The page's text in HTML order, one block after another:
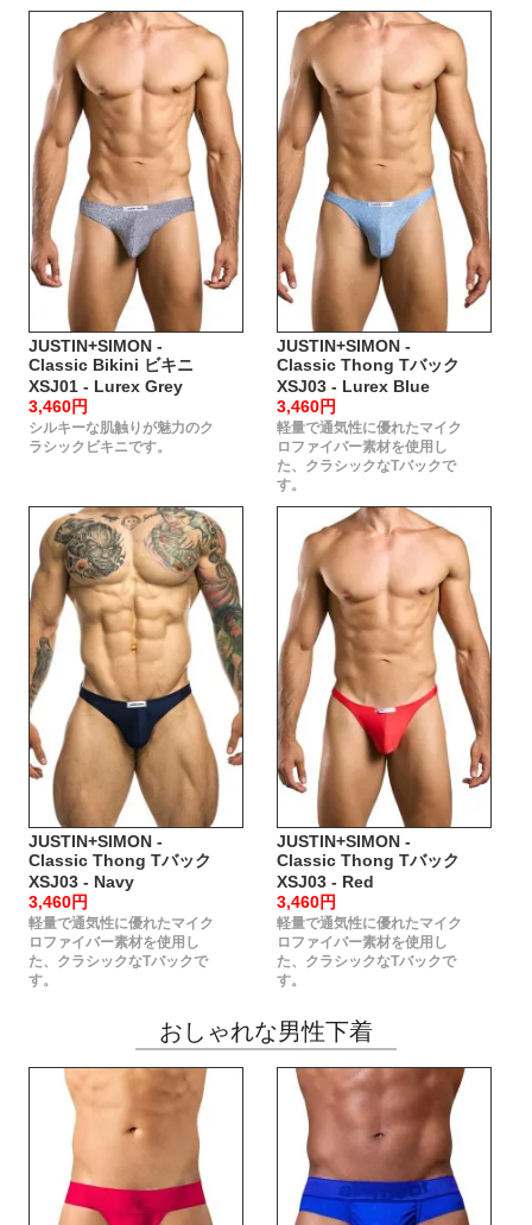
JUSTIN+SIMON -
Classic Bikini ビキニ
XSJ01 - Lurex Grey
3,460円
シルキーな肌触りが魅力のク
ラシックビキニです。
JUSTIN+SIMON -
Classic Thong Tバック
XSJ03 - Lurex Blue
3,460円
軽量で通気性に優れたマイク
ロファイバー素材を使用し
た、クラシックなTバックで
す。
JUSTIN+SIMON -
Classic Thong Tバック
XSJ03 - Navy
3,460円
軽量で通気性に優れたマイク
ロファイバー素材を使用し
た、クラシックなTバックで
す。
JUSTIN+SIMON -
Classic Thong Tバック
XSJ03 - Red
3,460円
軽量で通気性に優れたマイク
ロファイバー素材を使用し
た、クラシックなTバックで
す。
おしゃれな男性下着